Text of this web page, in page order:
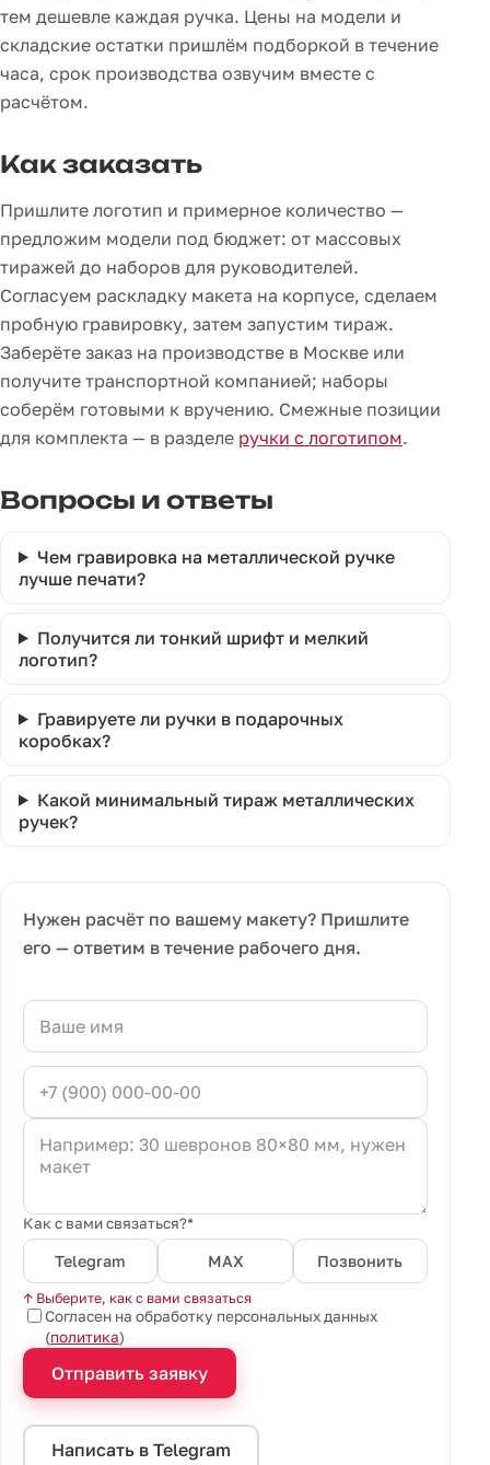
тем дешевле каждая ручка. Цены на модели и
складские остатки пришлём подборкой в течение
часа, срок производства озвучим вместе с
расчётом.
Как заказать
Пришлите логотип и примерное количество —
предложим модели под бюджет: от массовых
тиражей до наборов для руководителей.
Согласуем раскладку макета на корпусе, сделаем
пробную гравировку, затем запустим тираж.
Заберёте заказ на производстве в Москве или
получите транспортной компанией; наборы
соберём готовыми к вручению. Смежные позиции
для комплекта — в разделе ручки с логотипом.
Вопросы и ответы
Чем гравировка на металлической ручке
лучше печати?
Получится ли тонкий шрифт и мелкий
логотип?
Гравируете ли ручки в подарочных
коробках?
Какой минимальный тираж металлических
ручек?
Нужен расчёт по вашему макету? Пришлите
его — ответим в течение рабочего дня.
Как с вами связаться?*
Telegram MAX Позвонить
↑ Выберите, как с вами связаться
Согласен на обработку персональных данных
(политика)
Отправить заявку
Написать в Telegram